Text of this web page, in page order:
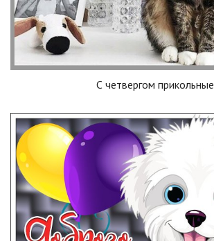
С четвергом прикольные